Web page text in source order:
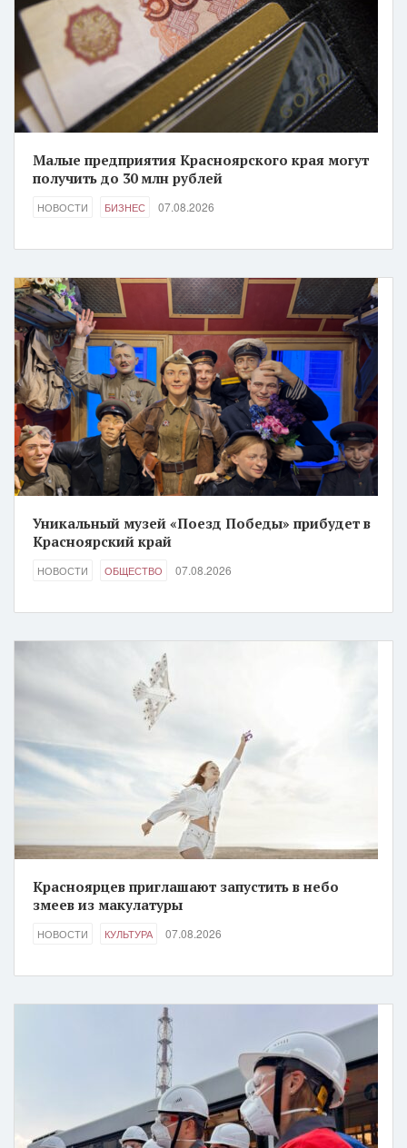
Малые предприятия Красноярского края могут
получить до 30 млн рублей
НОВОСТИ БИЗНЕС 07.08.2026
Уникальный музей «Поезд Победы» прибудет в
Красноярский край
НОВОСТИ ОБЩЕСТВО 07.08.2026
Красноярцев приглашают запустить в небо
змеев из макулатуры
НОВОСТИ КУЛЬТУРА 07.08.2026